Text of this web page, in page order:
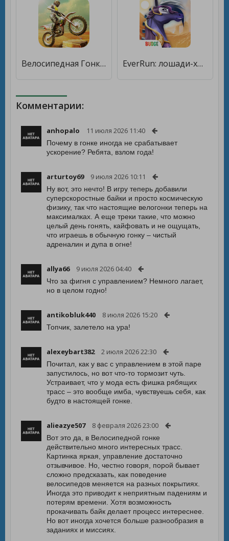
Велосипедная Гонка 3Д - Bike [Много монет] EverRun: лошади-хранители — бесконечная гонка [Мод меню]
Комментарии:
anhopalo 11 июля 2026 11:40
Почему в гонке иногда не срабатывает
ускорение? Ребята, взлом года!
arturtoy69 9 июля 2026 10:11
Ну вот, это нечто! В игру теперь добавили
суперскоростные байки и просто космическую
физику, так что настоящие велогонки теперь на
максималках. А еще треки такие, что можно
целый день гонять, кайфовать и не ощущать,
что играешь в обычную гонку – чистый
адреналин и дупа в огне!
allya66 9 июля 2026 04:40
Что за фигня с управлением? Немного лагает,
но в целом годно!
antikobluk440 8 июля 2026 15:20
Топчик, залетело на ура!
alexeybart382 2 июля 2026 22:30
Почитал, как у вас с управлением в этой паре
запустилось, но вот что-то тормозит чуть.
Устраивает, что у мода есть фишка рябящих
трасс – это вообще имба, чувствуешь себя, как
будто в настоящей гонке.
alieazye507 8 февраля 2026 23:00
Вот это да, в Велосипедной гонке
действительно много интересных трасс.
Картинка яркая, управление достаточно
отзывчивое. Но, честно говоря, порой бывает
сложно предсказать, как поведение
велосипедов меняется на разных покрытиях.
Иногда это приводит к неприятным падениям и
потерям времени. Хотя возможность
прокачивать байк делает процесс интереснее.
Но вот иногда хочется больше разнообразия в
заданиях и миссиях.